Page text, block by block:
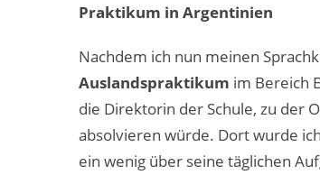
Praktikum in Argentinien
Nachdem ich nun meinen
Auslandspraktikum im Bereich
die Direktorin der Schule, zu der
absolvieren würde. Dort wurde
ein wenig über seine täglichen